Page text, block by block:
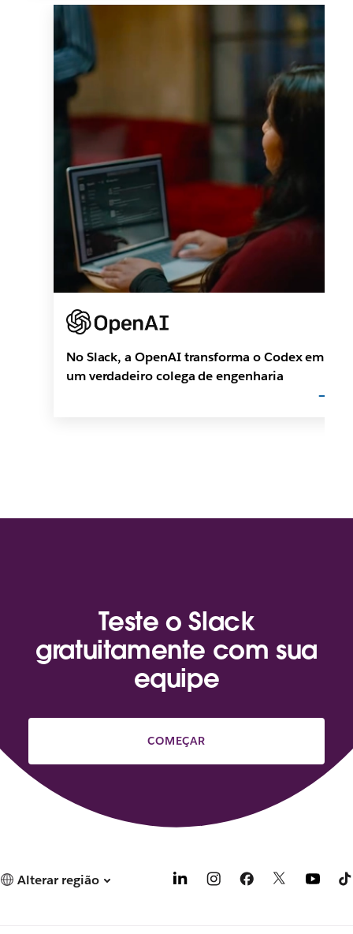
No Slack, a OpenAI transforma o Codex em
um verdadeiro colega de engenharia
Teste o Slack
gratuitamente com sua
equipe
COMEÇAR
Alterar região